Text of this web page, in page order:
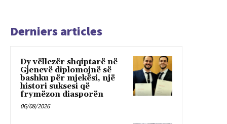
Derniers articles
Dy vëllezër shqiptarë në
Gjenevë diplomojnë së
bashku për mjekësi, një
histori suksesi që
frymëzon diasporën
06/08/2026